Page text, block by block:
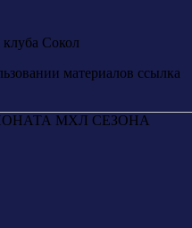
Сокол
материалов ссылка
МХЛ СЕЗОНА